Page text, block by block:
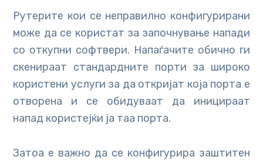
Рутерите кои се неправилно конфигурирани
може да се користат за започнување напади
со откупни софтвери. Напаѓачите обично ги
скенираат стандардните порти за широко
користени услуги за да откријат која порта е
отворена и се обидуваат да иницираат
напад користејќи ја таа порта.
Затоа е важно да се конфигурира заштитен